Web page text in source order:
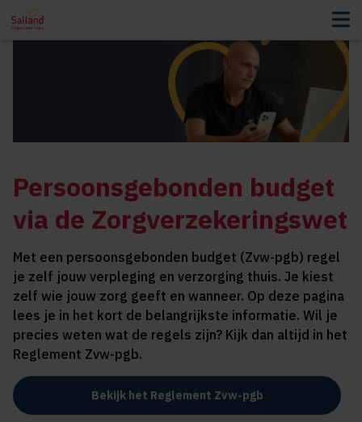
Persoonsgebonden budget
via de Zorgverzekeringswet
Met een persoonsgebonden budget (Zvw-pgb) regel
je zelf jouw verpleging en verzorging thuis. Je kiest
zelf wie jouw zorg geeft en wanneer. Op deze pagina
lees je in het kort de belangrijkste informatie. Wil je
precies weten wat de regels zijn? Kijk dan altijd in het
Reglement Zvw-pgb.
Bekijk het Reglement Zvw-pgb